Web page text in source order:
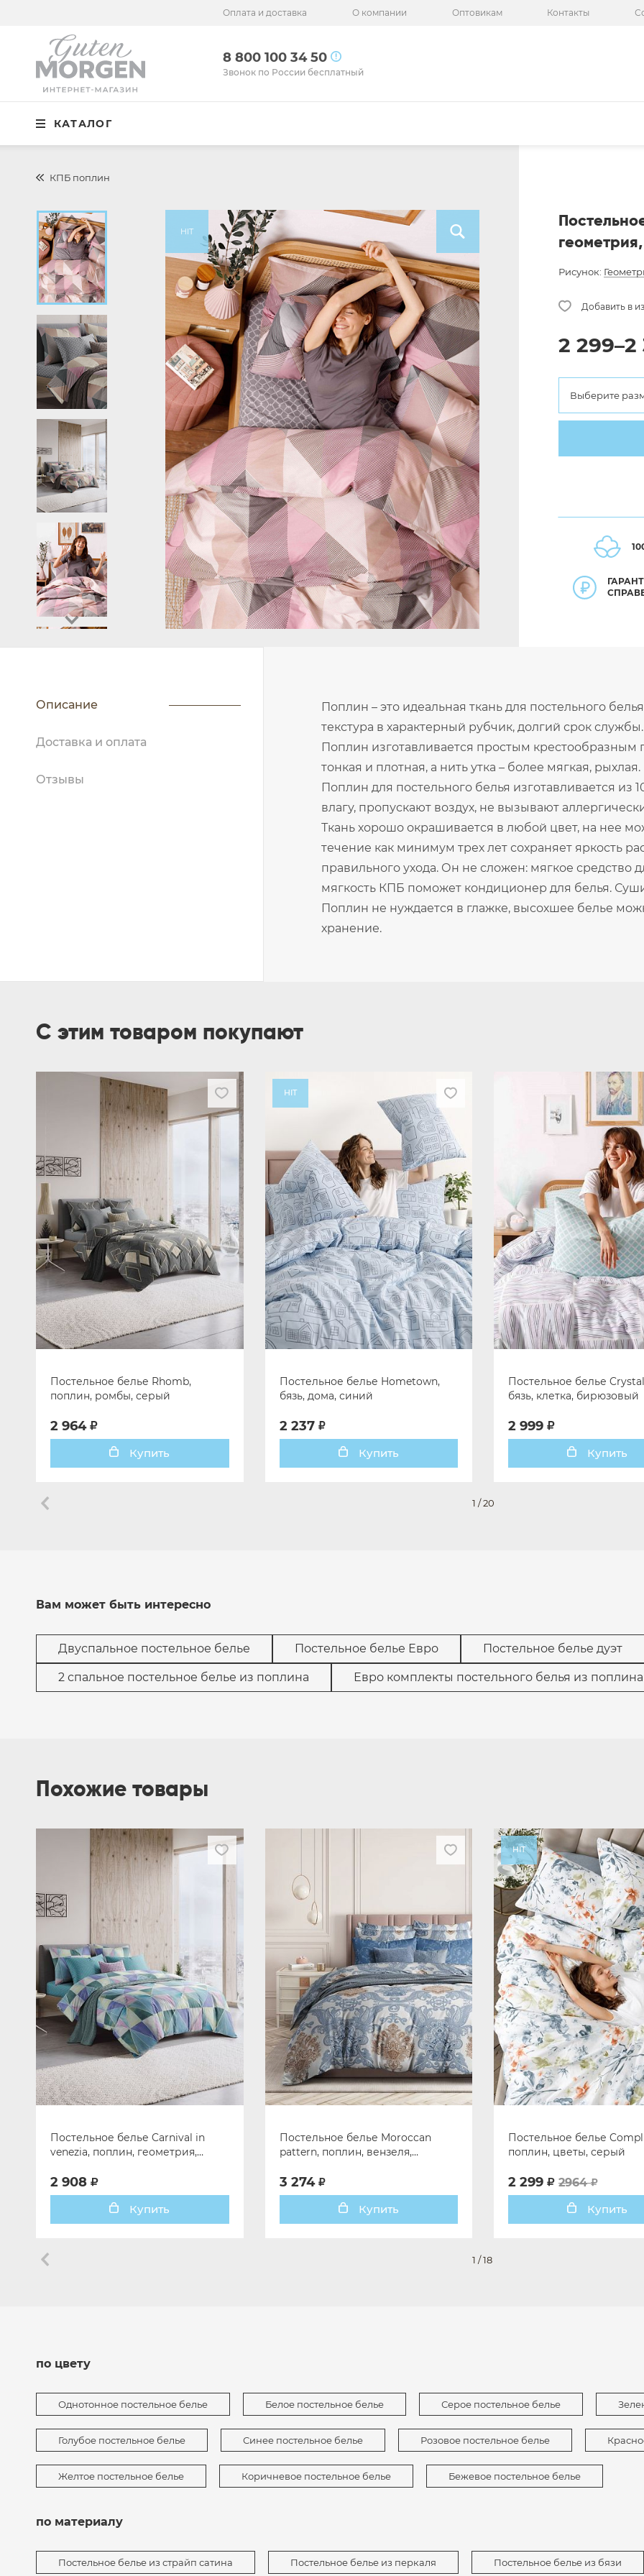
Оплата и доставка О компании Оптовикам Контакты
8 800 100 34 50
Звонок по России бесплатный
КАТАЛОГ
8 800 100 34 50
Звонок по России бесплатный
Спальня
Кухня
Ванная
Готовые решения
Распродажа
КПБ поплин
HIT
Рисунок:
2 299–2
Выберите
Описание
Доставка и оплата
Отзывы
Поплин – это идеальная ткань для постельного
текстура в характерный рубчик, долгий срок службы.
Поплин изготавливается простым
тонкая и плотная, а нить утка – более мягкая, рыхлая.
Поплин для постельного белья изготавливается из
влагу, пропускают воздух, не вызывают
Ткань хорошо окрашивается в любой цвет, на нее
течение как минимум трех лет сохраняет яркость
правильного ухода. Он не сложен: мягкое средство
мягкость КПБ поможет кондиционер для белья.
Поплин не нуждается в глажке, высохшее белье
хранение.
С этим товаром покупают
Постельное белье Rhomb,
поплин, ромбы, серый
2 964
Купить
HIT
Постельное белье Hometown,
бязь, дома, синий
2 237
Купить
Постельное белье
бязь, клетка, бирюзовый
2 999
Купить
1 /20
Вам может быть интересно
Двуспальное постельное белье Постельное белье Евро Постельное белье дуэт
2 спальное постельное белье из поплина Евро комплекты постельного белья из поплина
Похожие товары
Постельное белье Carnival in
venezia, поплин, геометрия,
2 908
Купить
Постельное белье Moroccan
pattern, поплин, вензеля,
3 274
Купить
HIT
Постельное белье
поплин, цветы, серый
2 299
2964
Купить
1 /18
по цвету
Однотонное постельное белье Белое постельное белье Серое постельное белье
Голубое постельное белье Синее постельное белье Розовое постельное белье
Желтое постельное белье Коричневое постельное белье Бежевое постельное белье
по материалу
Постельное белье из страйп сатина Постельное белье из перкаля Постельное белье из бязи